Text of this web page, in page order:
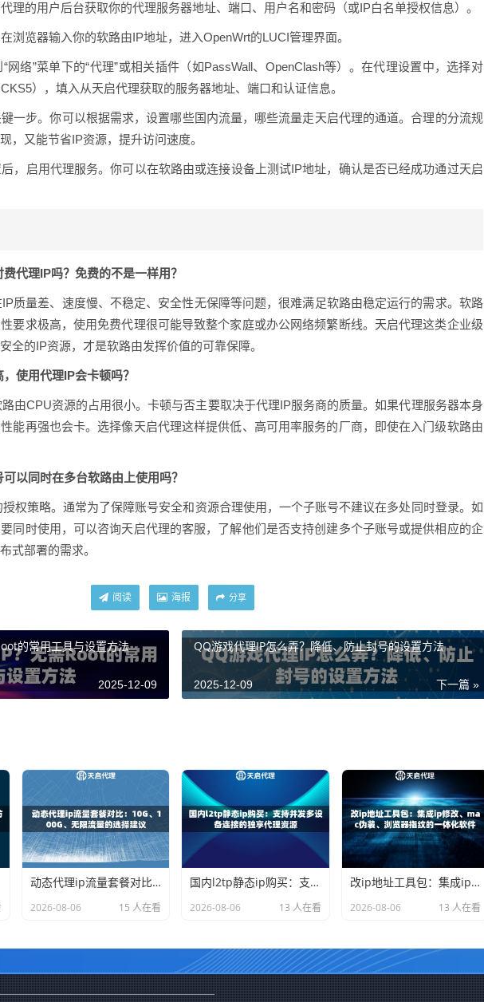
理的用户后台获取你的代理服务器地址、端口、用户名和密码（或IP白名单授权信息）。
浏览器输入你的软路由IP地址，进入OpenWrt的LUCI管理界面。
“网络”菜单下的“代理”或相关插件（如PassWall、OpenClash等）。在代理设置中，选择对
），填入从天启代理获取的服务器地址、端口和认证信息。
键一步。你可以根据需求，设置哪些国内流量，哪些流量走天启代理的通道。合理的分流规
，又能节省IP资源，提升访问速度。
，启用代理服务。你可以在软路由或连接设备上测试IP地址，确认是否已经成功通过天启
代理IP吗？免费的不是一样用？
质量差、速度慢、不稳定、安全性无保障等问题，很难满足软路由稳定运行的需求。软路
要求极高，使用免费代理很可能导致整个家庭或办公网络频繁断线。天启代理这类企业级
全的IP资源，才是软路由发挥价值的可靠保障。
使用代理IP会卡顿吗？
由CPU资源的占用很小。卡顿与否主要取决于代理IP服务商的质量。如果代理服务器本身
能再强也会卡。选择像天启代理这样提供低、高可用率服务的厂商，即使在入门级软路由
以同时在多台软路由上使用吗？
权策略。通常为了保障账号安全和资源合理使用，一个子账号不建议在多处同时登录。如
同时使用，可以咨询天启代理的客服，了解他们是否支持创建多个子账号或提供相应的企
式部署的需求。
阅读 海报 分享
的常用工具与设置方法
2025-12-09
QQ游戏代理IP怎么弄？降低、防止封号的设置方法
下一篇 »
2025-12-09
动态代理ip流量套餐对比：10G、100G、无限流量的选择建议
2026-08-06 15 人在看
国内l2tp静态ip购买：支持并发多设备连接的独享代理资源
2026-08-06 13 人在看
改ip地址工具包：集成ip修改、mac伪装、浏览器指纹的一体化软件
2026-08-06 13 人在看